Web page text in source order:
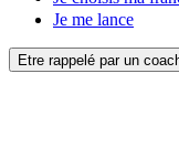
Je me lance
Etre rappelé par un